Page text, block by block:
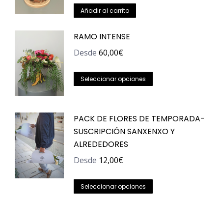
original
69,00€.
actual
59,00€.
Añadir al carrito
RAMO INTENSE
Desde 60,00€
Seleccionar opciones
múltiples
variantes.
PACK DE FLORES DE TEMPORADA-
SUSCRIPCIÓN SANXENXO Y
ALREDEDORES
Desde 12,00€
Seleccionar opciones